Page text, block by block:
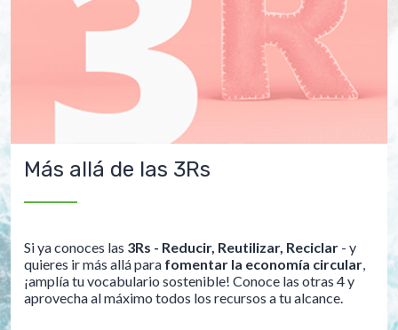
Más allá de las 3Rs
Si ya conoces las 3Rs - Reducir, Reutilizar, Reciclar - y
quieres ir más allá para fomentar la economía circular
¡amplía tu vocabulario sostenible! Conoce las otras 4 y
aprovecha al máximo todos los recursos a tu alcance.